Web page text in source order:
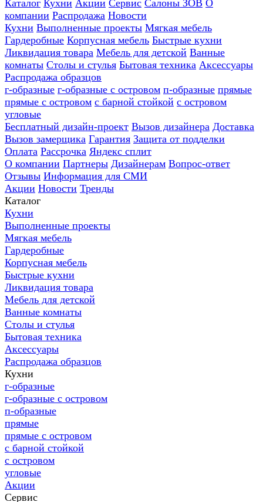
Каталог Кухни Акции Сервис Салоны ЗОВ О
компании Распродажа Новости
Кухни Выполненные проекты Мягкая мебель
Гардеробные Корпусная мебель Быстрые кухни
Ликвидация товара Мебель для детской Ванные
комнаты Столы и стулья Бытовая техника Аксессуары
Распродажа образцов
г-образные г-образные с островом п-образные прямые
прямые с островом с барной стойкой с островом
угловые
Бесплатный дизайн-проект Вызов дизайнера Доставка
Вызов замерщика Гарантия Защита от подделки
Оплата Рассрочка Яндекс сплит
О компании Партнеры Дизайнерам Вопрос-ответ
Отзывы Информация для СМИ
Акции Новости Тренды
Каталог
Кухни
Выполненные проекты
Мягкая мебель
Гардеробные
Корпусная мебель
Быстрые кухни
Ликвидация товара
Мебель для детской
Ванные комнаты
Столы и стулья
Бытовая техника
Аксессуары
Распродажа образцов
Кухни
г-образные
г-образные с островом
п-образные
прямые
прямые с островом
с барной стойкой
с островом
угловые
Акции
Сервис